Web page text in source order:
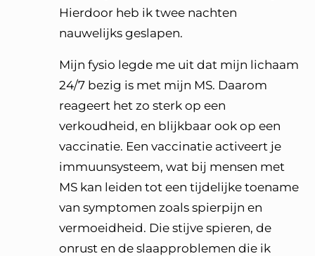
Hierdoor heb ik twee nachten
nauwelijks geslapen.
Mijn fysio legde me uit dat mijn lichaam
24/7 bezig is met mijn MS. Daarom
reageert het zo sterk op een
verkoudheid, en blijkbaar ook op een
vaccinatie. Een vaccinatie activeert je
immuunsysteem, wat bij mensen met
MS kan leiden tot een tijdelijke toename
van symptomen zoals spierpijn en
vermoeidheid. Die stijve spieren, de
onrust en de slaapproblemen die ik